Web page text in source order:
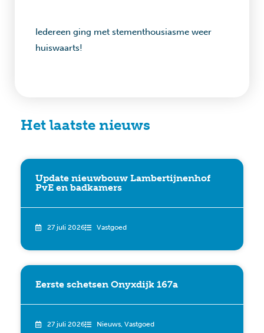
Iedereen ging met stementhousiasme weer
huiswaarts!
Het laatste nieuws
Update nieuwbouw Lambertijnenhof
PvE en badkamers
27 juli 2026 Vastgoed
Eerste schetsen Onyxdijk 167a
27 juli 2026 Nieuws, Vastgoed